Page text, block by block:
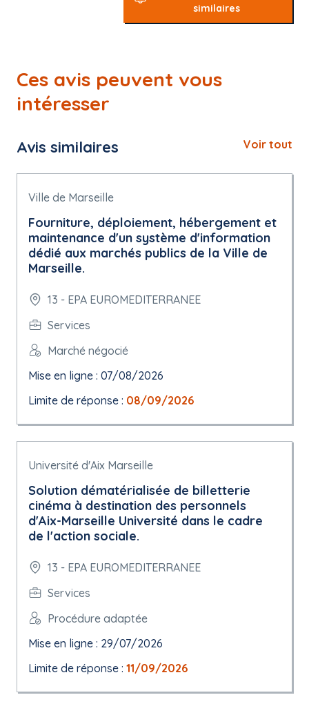
similaires
Ces avis peuvent vous
intéresser
Avis similaires Voir tout
Ville de Marseille
Fourniture, déploiement, hébergement et
maintenance d'un système d'information
dédié aux marchés publics de la Ville de
Marseille.
13 - EPA EUROMEDITERRANEE
Services
Marché négocié
Mise en ligne : 07/08/2026
Limite de réponse : 08/09/2026
Université d'Aix Marseille
Solution dématérialisée de billetterie
cinéma à destination des personnels
d'Aix-Marseille Université dans le cadre
de l'action sociale.
13 - EPA EUROMEDITERRANEE
Services
Procédure adaptée
Mise en ligne : 29/07/2026
Limite de réponse : 11/09/2026